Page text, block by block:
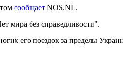
сообщает NOS.NL.
мира без справедливости".
его поездок за пределы